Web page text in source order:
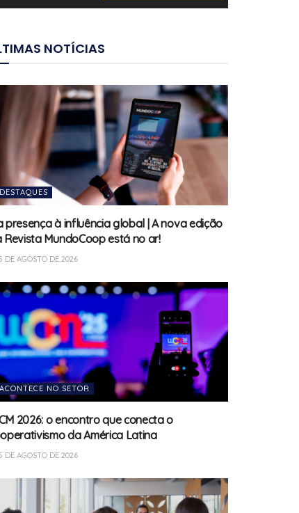
NOTÍCIAS
DESTAQUES
presença à influência global | A nova edição
Revista MundoCoop está no ar!
DE AGOSTO DE 2026
ACONTECE NO SETOR
2026: o encontro que conecta o
da América Latina
DE AGOSTO DE 2026